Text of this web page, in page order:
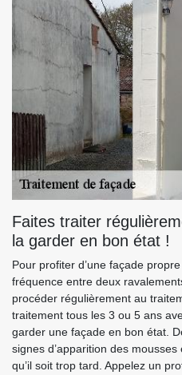
Faites traiter
la garder en bon état !
Pour profiter d’une façade
fréquence entre deux
procéder régulièrement au
traitement tous les 3 ou 5 ans
garder une façade en bon état.
signes d’apparition des
qu’il soit trop tard. Appelez un